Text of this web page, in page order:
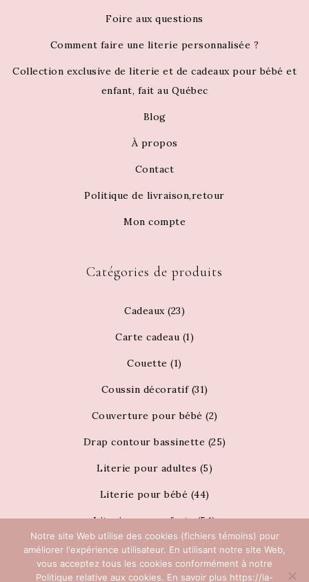
Foire aux questions
Comment faire une literie personnalisée ?
Collection exclusive de literie et de cadeaux pour bébé et
enfant, fait au Québec
Blog
À propos
Contact
Politique de livraison,retour
Mon compte
Catégories de produits
Cadeaux (23)
Carte cadeau (1)
Couette (1)
Coussin décoratif (31)
Couverture pour bébé (2)
Drap contour bassinette (25)
Literie pour adultes (5)
Literie pour bébé (44)
Literie pour enfants (54)
draps (2)
Noël 2025 (3)
Notre site Web utilise des cookies (fichiers témoins) pour
améliorer l'expérience utilisateur. En utilisant notre site Web,
vous acceptez tous les cookies conformément à notre
Politique relative aux cookies. En savoir plus https://la-